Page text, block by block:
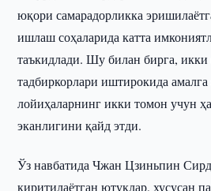
юқори самарадорликка
ишлаш соҳаларида катта
таъкидлади. Шу билан бирга, икки
тадбиркорлари иштирокида
лойиҳаларнинг икки томон учун
эканлигини қайд этди.
Ўз навбатида Чжан Цзиньпин
киритилаётган ютуқлар, хусусан